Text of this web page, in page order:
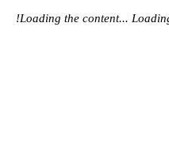
Loading the content...